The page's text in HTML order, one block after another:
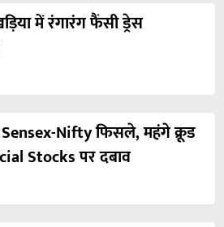
में रंगारंग फैंसी ड्रेस
Sensex-Nifty फिसले, महंगे क्रूड
Stocks पर दबाव